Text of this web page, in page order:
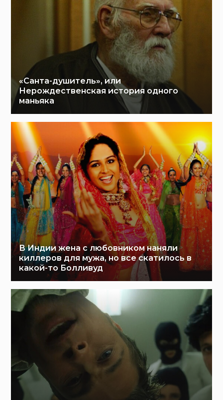
«Санта-душитель», или
Нерождественская история одного
маньяка
В Индии жена с любовником наняли
киллеров для мужа, но все скатилось в
какой-то Болливуд